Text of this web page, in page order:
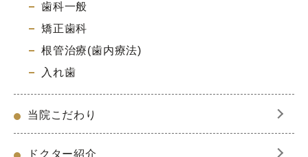
歯科一般
矯正歯科
根管治療(歯内療法)
入れ歯
当院こだわり
ドクター紹介